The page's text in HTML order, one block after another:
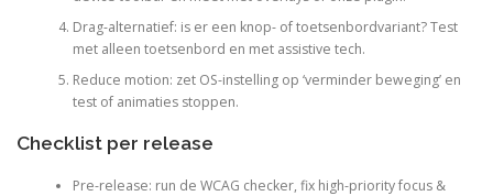
Drag-alternatief: is er een knop- of toetsenbordvariant? Test
met alleen toetsenbord en met assistive tech.
Reduce motion: zet OS-instelling op ‘verminder beweging’ en
test of animaties stoppen.
Checklist per release
Pre-release: run de WCAG checker, fix high-priority focus &